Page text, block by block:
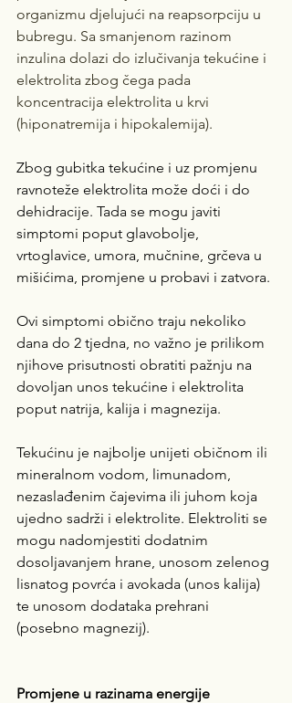
organizmu djelujući na reapsorpciju u
bubregu. Sa smanjenom razinom
inzulina dolazi do izlučivanja tekućine i
elektrolita zbog čega pada
koncentracija elektrolita u krvi
(hiponatremija i hipokalemija).
Zbog gubitka tekućine i uz promjenu
ravnoteže elektrolita može doći i do
dehidracije. Tada se mogu javiti
simptomi poput glavobolje,
vrtoglavice, umora, mučnine, grčeva u
mišićima, promjene u probavi i zatvora.
Ovi simptomi obično traju nekoliko
dana do 2 tjedna, no važno je prilikom
njihove prisutnosti obratiti pažnju na
dovoljan unos tekućine i elektrolita
poput natrija, kalija i magnezija.
Tekućinu je najbolje unijeti običnom ili
mineralnom vodom, limunadom,
nezaslađenim čajevima ili juhom koja
ujedno sadrži i elektrolite. Elektroliti se
mogu nadomjestiti dodatnim
dosoljavanjem hrane, unosom zelenog
lisnatog povrća i avokada (unos kalija)
te unosom dodataka prehrani
(posebno magnezij).
Promjene u razinama energije